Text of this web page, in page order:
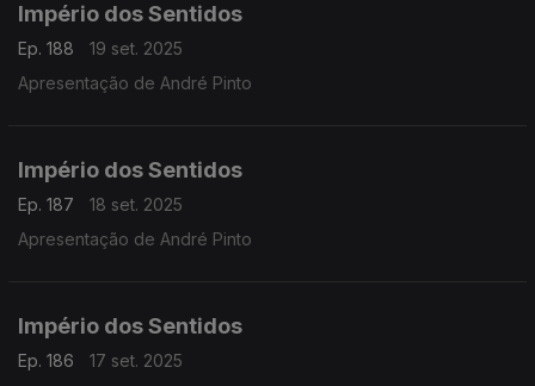
Império dos Sentidos
Ep. 188
19 set. 2025
Apresentação de André Pinto
Império dos Sentidos
Ep. 187
18 set. 2025
Apresentação de André Pinto
Império dos Sentidos
Ep. 186
17 set. 2025